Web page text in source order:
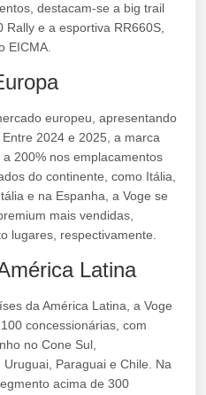
destacam-se a big trail
e a esportiva RR660S,
EICMA.
europeu, apresentando
2024 e 2025, a marca
200% nos emplacamentos
do continente, como Itália,
e na Espanha, a Voge se
mais vendidas,
lugares, respectivamente.
Latina
da América Latina, a Voge
concessionárias, com
no Cone Sul,
Paraguai e Chile. Na
acima de 300